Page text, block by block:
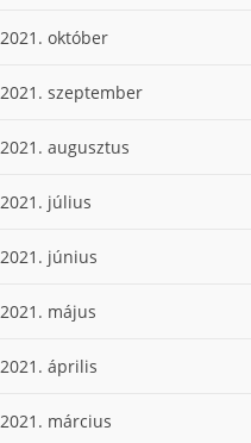
2021. október
2021. szeptember
2021. augusztus
2021. július
2021. június
2021. május
2021. április
2021. március